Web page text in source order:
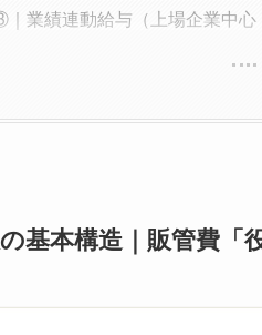
業績連動給与（上場企業中心
基本構造｜販管費「